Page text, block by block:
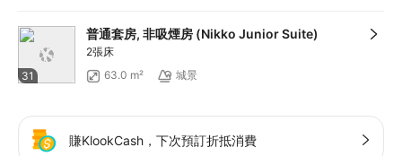
31
普通套房, 非吸煙房 (Nikko Junior Suite)
2張床
63.0 m²
城景
賺KlookCash，下次預訂折抵消費